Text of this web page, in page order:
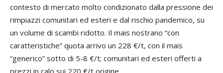
contesto di mercato molto condizionato dalla pressione dei
rimpiazzi comunitari ed esteri e dal rischio pandemico, su
un volume di scambi ridotto. Il mais nostrano “con
caratteristiche” quota arrivo un 228 €/t, con il mais
“generico” sotto di 5-8 €/t; comunitari ed esteri offerti a